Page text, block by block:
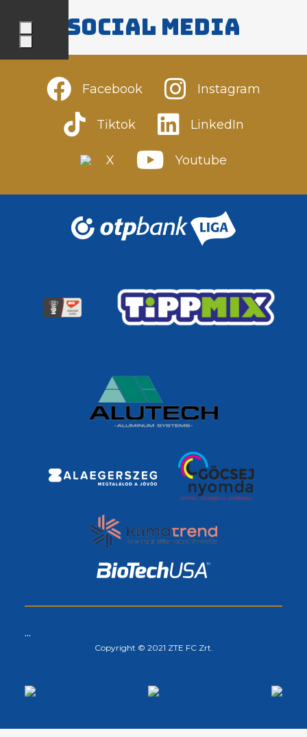
Social media
Facebook Instagram
Tiktok LinkedIn
X Youtube
...
Copyright © 2021 ZTE FC Zrt.